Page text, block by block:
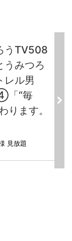
うTV508
うみつろ
レル男
「“毎
ります。
見放題